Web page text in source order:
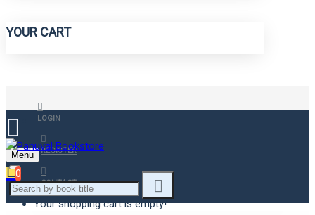
YOUR CART
LOGIN
REGISTER
CONTACT
Menu
0
Your shopping cart is empty!